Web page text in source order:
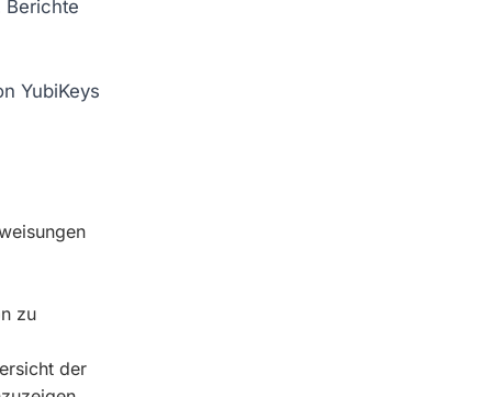
Berichte
YubiKeys
zu
der